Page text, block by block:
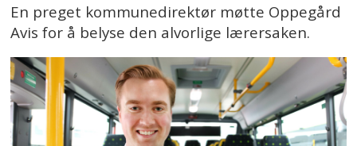
En preget kommunedirektør møtte Oppegård
Avis for å belyse den alvorlige lærersaken.